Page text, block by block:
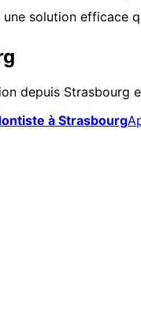
solution
depuis Strasbourg
à Strasbourg